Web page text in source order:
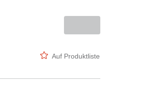
Auf Produktliste